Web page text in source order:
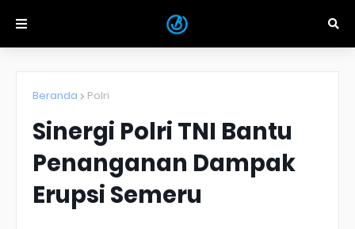
Beranda Polri
Sinergi Polri TNI Bantu
Penanganan Dampak
Erupsi Semeru